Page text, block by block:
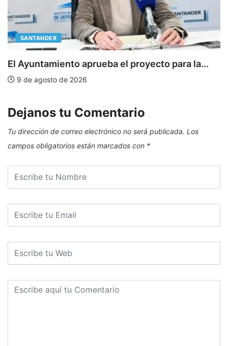
SANTANDER
El Ayuntamiento aprueba el proyecto para la...
9 de agosto de 2026
Dejanos tu Comentario
Tu dirección de correo electrónico no será publicada. Los
campos obligatorios están marcados con *